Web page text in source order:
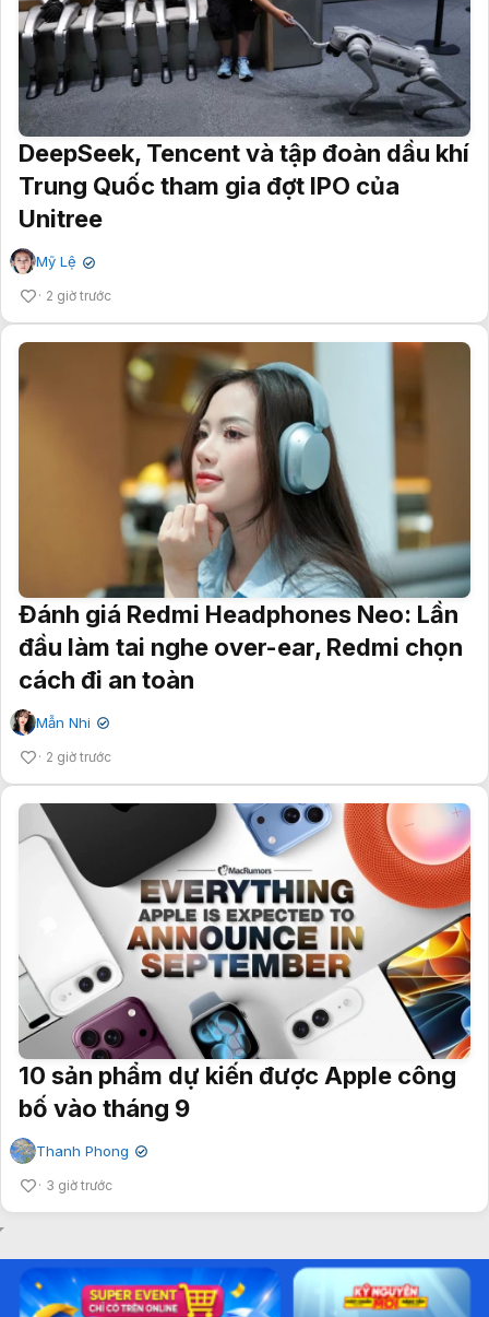
DeepSeek, Tencent và tập đoàn dầu khí
Trung Quốc tham gia đợt IPO của
Unitree
Mỹ Lệ ✔
2 giờ trước
Đánh giá Redmi Headphones Neo: Lần
đầu làm tai nghe over-ear, Redmi chọn
cách đi an toàn
Mẫn Nhi ✔
2 giờ trước
10 sản phẩm dự kiến được Apple công
bố vào tháng 9
Thanh Phong ✔
3 giờ trước